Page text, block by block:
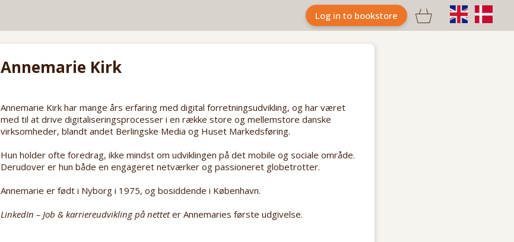

Log in to bookstore
Annemarie Kirk
Annemarie Kirk har mange års erfaring med digital forretningsudvikling, og har været
med til at drive digitaliseringsprocesser i en række store og mellemstore danske
virksomheder, blandt andet Berlingske Media og Huset Markedsføring.
Hun holder ofte foredrag, ikke mindst om udviklingen på det mobile og sociale område.
Derudover er hun både en engageret netværker og passioneret globetrotter.
Annemarie er født i Nyborg i 1975, og bosiddende i København.
LinkedIn – Job & karriereudvikling på netteter Annemaries første udgivelse.